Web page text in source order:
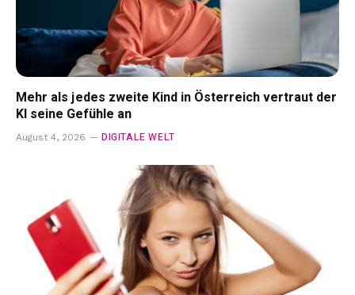
Mehr als jedes zweite Kind in Österreich vertraut der
KI seine Gefühle an
August 4, 2026 DIGITALE WELT